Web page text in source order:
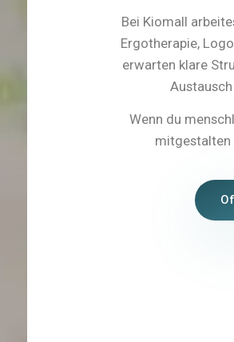
Bei Kiomall
Ergotherapie,
erwarten klare
Wenn du
mitgestalten